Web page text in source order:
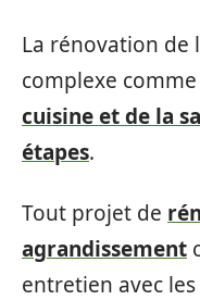
La rénovation de
complexe
cuisine et de la
étapes.
Tout projet de
agrandissement
entretien avec